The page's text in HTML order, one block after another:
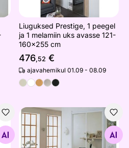
Liuguksed Prestige, 1 peegel
ja 1 melamiin uks avasse 121-
160x255 cm
476,52 €
ajavahemikul 01.09 - 08.09
ja 1 melamiin uks avasse
Liuguksed Prestige, 2
Otsi sarnaseid